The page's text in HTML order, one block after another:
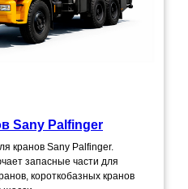
Sany Palfinger
кранов Sany Palfinger.
запасные части для
короткобазных кранов